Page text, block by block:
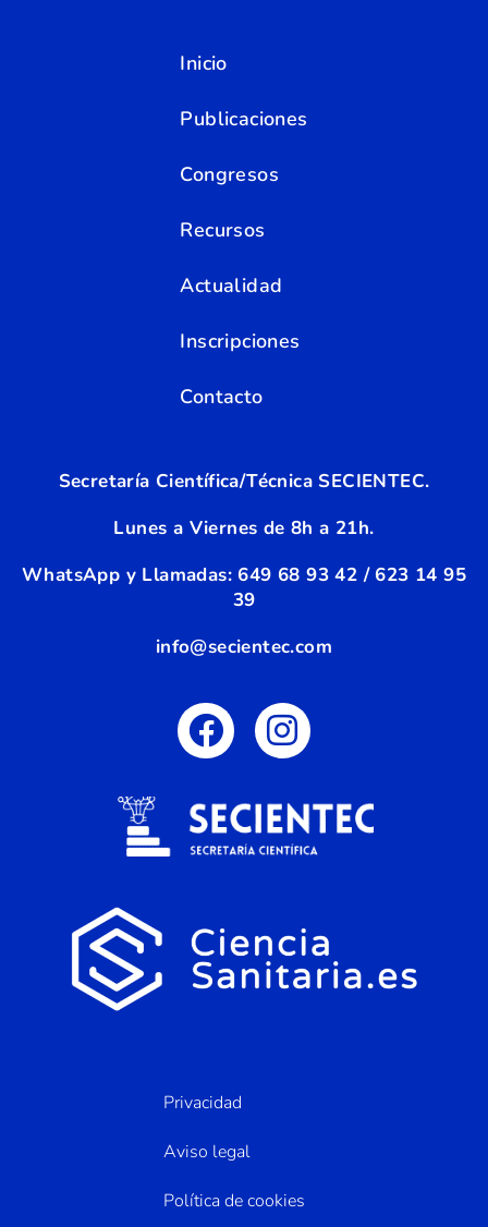
Inicio
Publicaciones
Congresos
Recursos
Actualidad
Inscripciones
Contacto
Secretaría Científica/Técnica SECIENTEC.
Lunes a Viernes de 8h a 21h.
WhatsApp y Llamadas: 649 68 93 42 / 623 14 95
39
info@secientec.com
Privacidad
Aviso legal
Política de cookies